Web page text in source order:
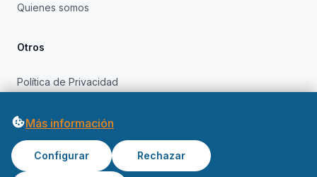
Quienes somos
Otros
Política de Privacidad
Más información
Configurar Rechazar